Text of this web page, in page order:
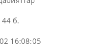
б.
16:08:05